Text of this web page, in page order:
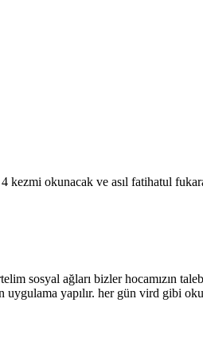
kezmi okunacak ve asıl fatihatul
sosyal ağları bizler hocamızın
uygulama yapılır. her gün vird gibi